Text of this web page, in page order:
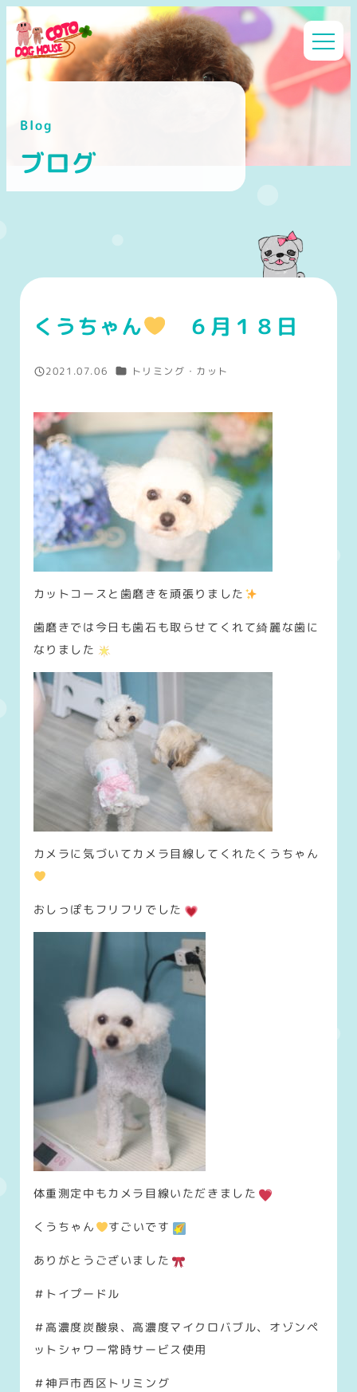
メ
イ
ン
へ
Blog
ブログ
くうちゃん ６月１８日
投稿日
2021.07.06 カテゴリー
トリミング・カット
カットコースと歯磨きを頑張りました
歯磨きでは今日も歯石も取らせてくれて綺麗な歯に
なりました
カメラに気づいてカメラ目線してくれたくうちゃん
おしっぽもフリフリでした
体重測定中もカメラ目線いただきました
くうちゃん すごいです
ありがとうございました
＃トイプードル
＃高濃度炭酸泉、高濃度マイクロバブル、オゾンペ
ットシャワー常時サービス使用
＃神戸市西区トリミング